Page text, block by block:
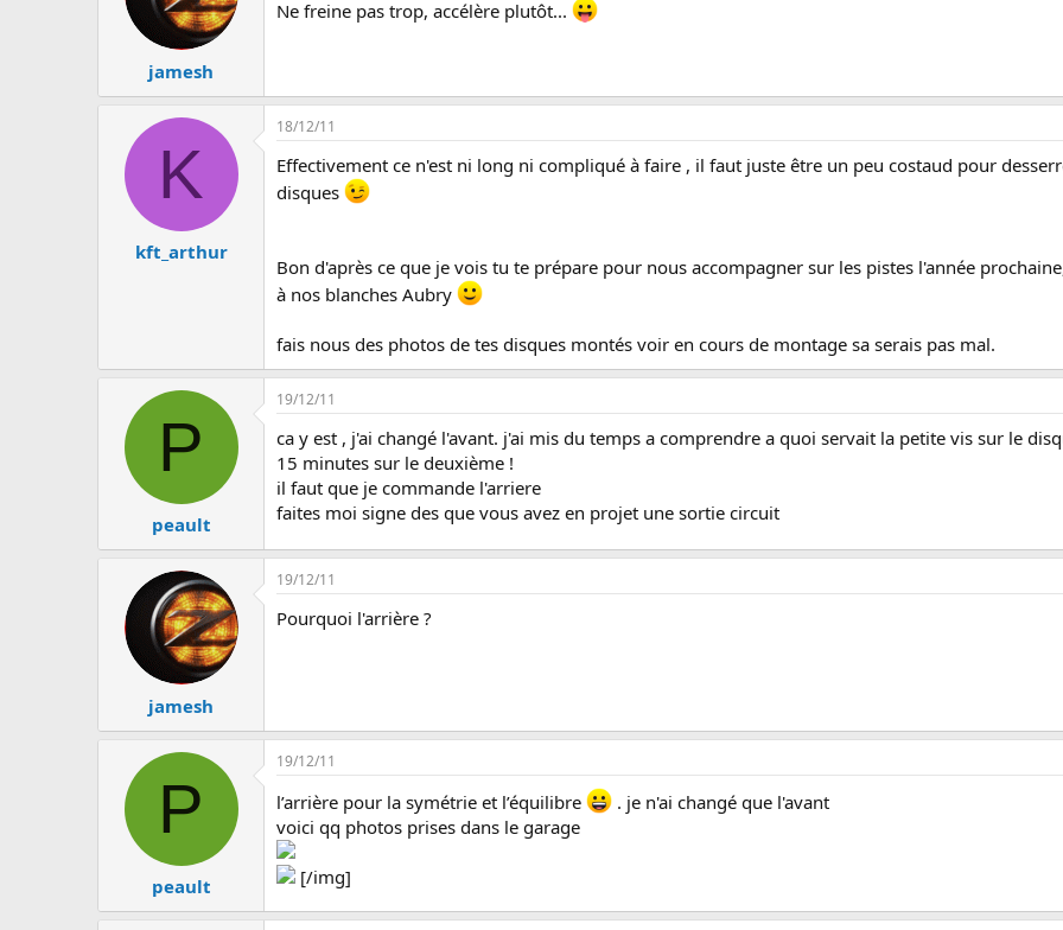
jamesh
Ne freine pas trop, accélère plutôt...
K
kft_arthur
18/12/11
Effectivement ce n'est ni long ni compliqué à faire , il faut juste être un peu costaud pour
disques
Bon d'après ce que je vois tu te prépare pour nous accompagner sur les pistes l'année
à nos blanches Aubry
fais nous des photos de tes disques montés voir en cours de montage sa serais pas mal.
P
peault
19/12/11
ca y est , j'ai changé l'avant. j'ai mis du temps a comprendre a quoi servait la petite vis sur le
15 minutes sur le deuxième !
il faut que je commande l'arriere
faites moi signe des que vous avez en projet une sortie circuit
jamesh
19/12/11
Pourquoi l'arrière ?
P
peault
19/12/11
l’arrière pour la symétrie et l’équilibre
. je n'ai changé que l'avant
voici qq photos prises dans le garage
[/img]